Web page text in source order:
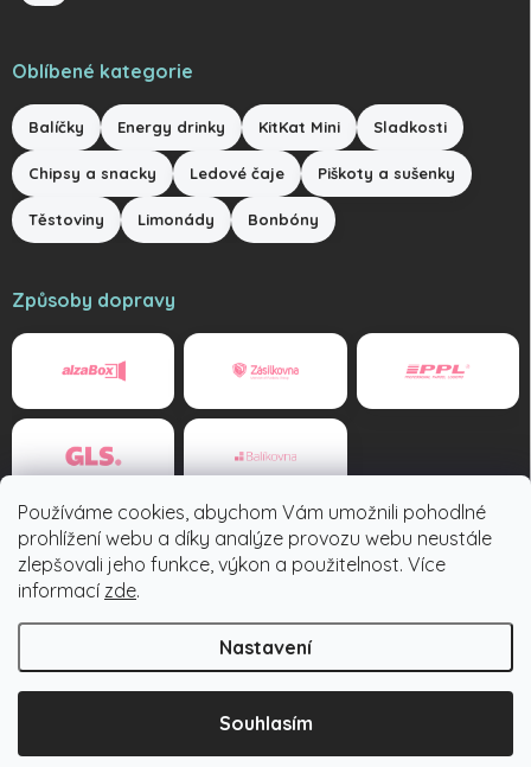
Používáme cookies, abychom Vám umožnili pohodlné
prohlížení webu a díky analýze provozu webu neustále
zlepšovali jeho funkce, výkon a použitelnost. Více
informací zde.
Nastavení
Souhlasím
Oblíbené kategorie
Balíčky Energy drinky KitKat Mini Sladkosti
Chipsy a snacky Ledové čaje Piškoty a sušenky
Těstoviny Limonády Bonbóny
Způsoby dopravy
Způsoby platby
Tuzexovky.cz . Všechna práva vyhrazena.